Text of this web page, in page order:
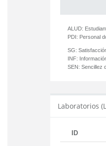
ALUD:
PDI: Personal
SG:
INF:
SEN: Sencillez
Laboratorios
ID